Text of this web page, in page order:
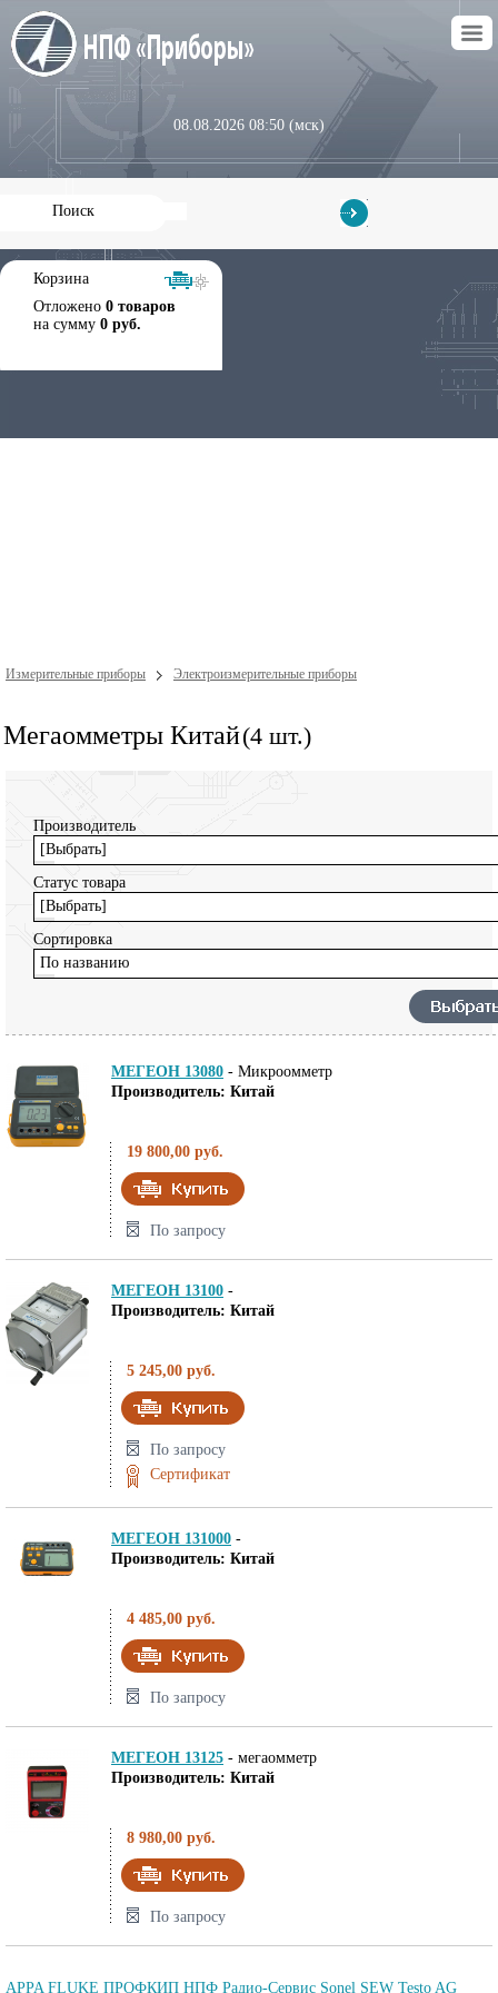
08.08.2026 08:50 (мск)
Корзина
Отложено 0 товаров
на сумму 0 руб.
Измерительные приборы Электроизмерительные приборы
Мегаомметры Китай(4 шт.)
Производитель
[Выбрать]
Статус товара
[Выбрать]
Сортировка
По названию
МЕГЕОН 13080 - Микроомметр
Производитель: Китай
19 800,00 руб.
По запросу
МЕГЕОН 13100 -
Производитель: Китай
5 245,00 руб.
По запросу
Сертификат
МЕГЕОН 131000 -
Производитель: Китай
4 485,00 руб.
По запросу
МЕГЕОН 13125 - мегаомметр
Производитель: Китай
8 980,00 руб.
По запросу
APPA FLUKE ПРОФКИП НПФ Радио-Сервис Sonel SEW Testo AG